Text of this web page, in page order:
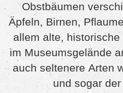
Obstbäumen
Äpfeln, Birnen,
allem alte,
im Museumsgelände
auch seltenere Arten
und sogar